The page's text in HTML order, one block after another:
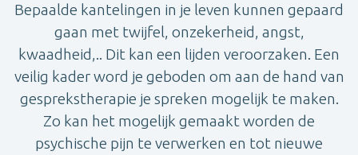
Bepaalde kantelingen in je leven kunnen gepaard
gaan met twijfel, onzekerheid, angst,
kwaadheid,.. Dit kan een lijden veroorzaken. Een
veilig kader word je geboden om aan de hand van
gesprekstherapie je spreken mogelijk te maken.
Zo kan het mogelijk gemaakt worden de
psychische pijn te verwerken en tot nieuwe